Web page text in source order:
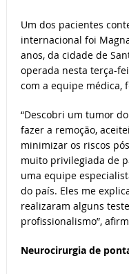
Um dos pacientes
internacional foi
anos, da cidade de
operada nesta terça-
com a equipe médica,
“Descobri um tumor
fazer a remoção,
minimizar os riscos
muito privilegiada de
uma equipe
do país. Eles me
realizaram alguns
profissionalismo”,
Neurocirurgia de